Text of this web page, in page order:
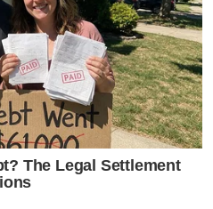
The Legal Settlement